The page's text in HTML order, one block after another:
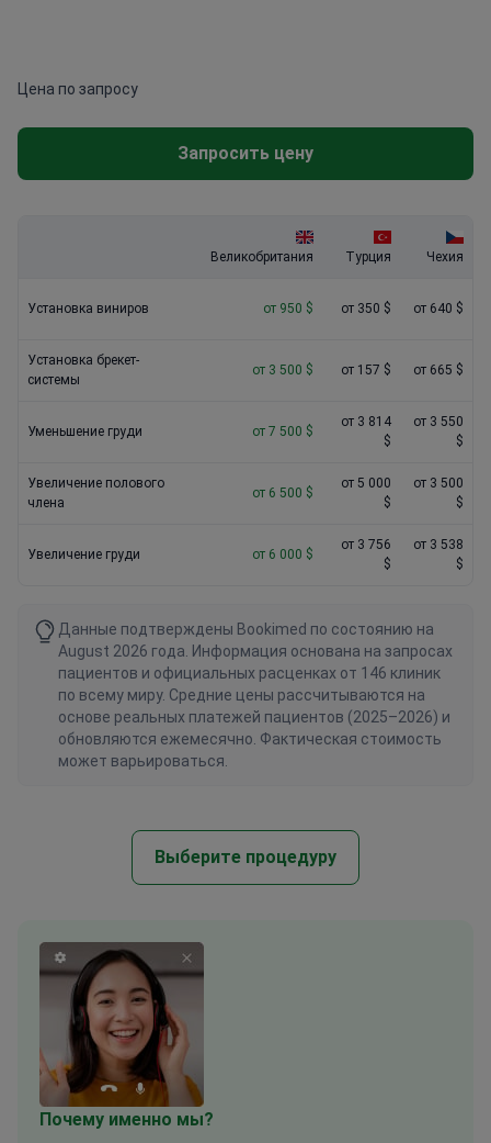
Цена по запросу
Запросить цену
Великобритания Турция Чехия
Установка виниров от 950 $ от 350 $ от 640 $
Установка брекет-
системы
от 3 500 $ от 157 $ от 665 $
Уменьшение груди от 7 500 $
от 3 814
$
от 3 550
$
Увеличение полового
члена
от 6 500 $
от 5 000
$
от 3 500
$
Увеличение груди от 6 000 $
от 3 756
$
от 3 538
$
Данные подтверждены Bookimed по состоянию на
August 2026 года. Информация основана на запросах
пациентов и официальных расценках от 146 клиник
по всему миру. Средние цены рассчитываются на
основе реальных платежей пациентов (2025–2026) и
обновляются ежемесячно. Фактическая стоимость
может варьироваться.
Выберите процедуру
Почему именно мы?